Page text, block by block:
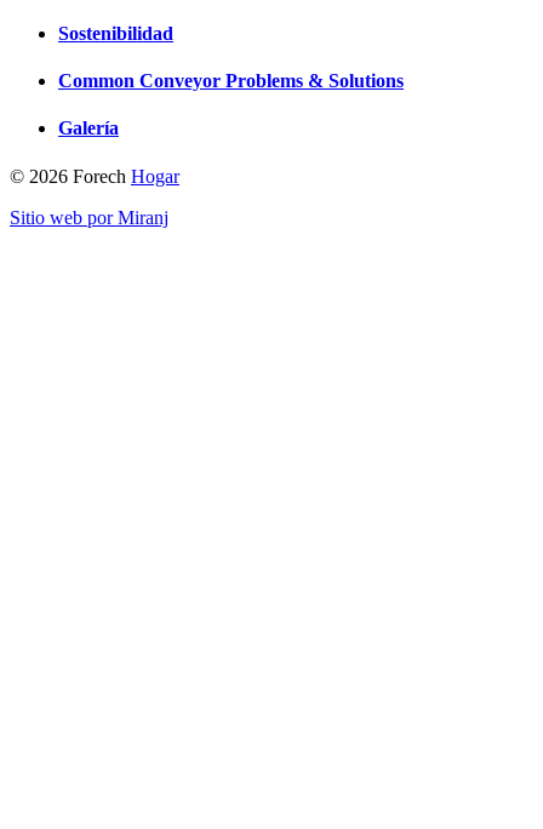
Sostenibilidad
Common Conveyor Problems & Solutions
Galería
© 2026 Forech Hogar
Sitio web por Miranj